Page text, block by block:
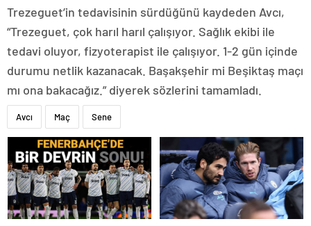
Trezeguet’in tedavisinin sürdüğünü kaydeden Avcı,
“Trezeguet, çok harıl harıl çalışıyor. Sağlık ekibi ile
tedavi oluyor, fizyoterapist ile çalışıyor. 1-2 gün içinde
durumu netlik kazanacak. Başakşehir mi Beşiktaş maçı
mı ona bakacağız.” diyerek sözlerini tamamladı.
Avcı Maç Sene